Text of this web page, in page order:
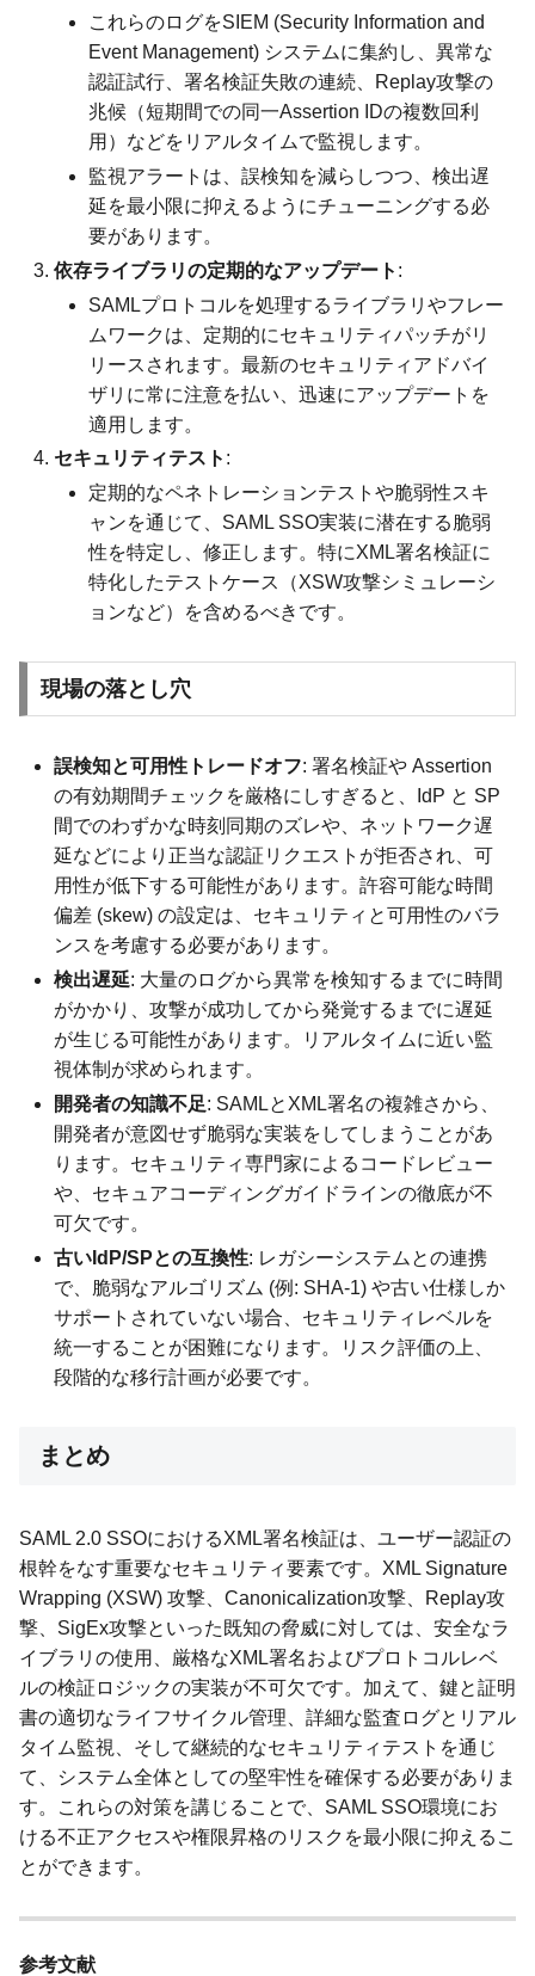
これらのログをSIEM (Security Information and
Event Management) システムに集約し、異常な
認証試行、署名検証失敗の連続、Replay攻撃の
兆候（短期間での同一Assertion IDの複数回利
用）などをリアルタイムで監視します。
監視アラートは、誤検知を減らしつつ、検出遅
延を最小限に抑えるようにチューニングする必
要があります。
依存ライブラリの定期的なアップデート :
SAMLプロトコルを処理するライブラリやフレー
ムワークは、定期的にセキュリティパッチがリ
リースされます。最新のセキュリティアドバイ
ザリに常に注意を払い、迅速にアップデートを
適用します。
セキュリティテスト :
定期的なペネトレーションテストや脆弱性スキ
ャンを通じて、SAML SSO実装に潜在する脆弱
性を特定し、修正します。特にXML署名検証に
特化したテストケース（XSW攻撃シミュレーシ
ョンなど）を含めるべきです。
現場の落とし穴
誤検知と可用性トレードオフ: 署名検証や Assertion
の有効期間チェックを厳格にしすぎると、IdP と SP
間でのわずかな時刻同期のズレや、ネットワーク遅
延などにより正当な認証リクエストが拒否され、可
用性が低下する可能性があります。許容可能な時間
偏差 (skew) の設定は、セキュリティと可用性のバラ
ンスを考慮する必要があります。
検出遅延: 大量のログから異常を検知するまでに時間
がかかり、攻撃が成功してから発覚するまでに遅延
が生じる可能性があります。リアルタイムに近い監
視体制が求められます。
開発者の知識不足: SAMLとXML署名の複雑さから、
開発者が意図せず脆弱な実装をしてしまうことがあ
ります。セキュリティ専門家によるコードレビュー
や、セキュアコーディングガイドラインの徹底が不
可欠です。
古いIdP/SPとの互換性: レガシーシステムとの連携
で、脆弱なアルゴリズム (例: SHA-1) や古い仕様しか
サポートされていない場合、セキュリティレベルを
統一することが困難になります。リスク評価の上、
段階的な移行計画が必要です。
まとめ
SAML 2.0 SSOにおけるXML署名検証は、ユーザー認証の
根幹をなす重要なセキュリティ要素です。XML Signature
Wrapping (XSW) 攻撃、Canonicalization攻撃、Replay攻
撃、SigEx攻撃といった既知の脅威に対しては、安全なラ
イブラリの使用、厳格なXML署名およびプロトコルレベ
ルの検証ロジックの実装が不可欠です。加えて、鍵と証明
書の適切なライフサイクル管理、詳細な監査ログとリアル
タイム監視、そして継続的なセキュリティテストを通じ
て、システム全体としての堅牢性を確保する必要がありま
す。これらの対策を講じることで、SAML SSO環境にお
ける不正アクセスや権限昇格のリスクを最小限に抑えるこ
とができます。
参考文献